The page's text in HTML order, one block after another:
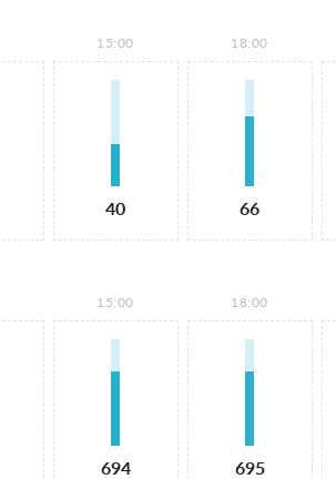
15:00
40
18:00
66
15:00
694
18:00
695